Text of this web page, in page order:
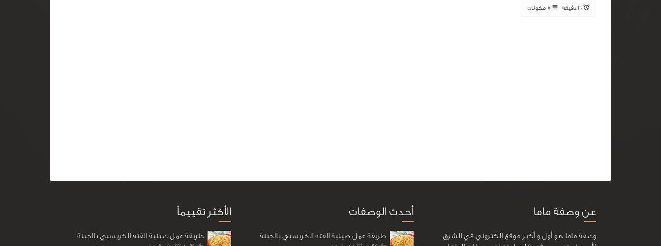
20 ‎دقيقة 7 ‎مكونات
الأكثر تقييماً
طريقة عمل صينية الفته الكريسبي بالجبنة
أحدث الوصفات
طريقة عمل صينية الفته الكريسبي بالجبنة
عن وصفة ماما
وصفة ماما هو أول و أكبر موقع إلكتروني في الشرق